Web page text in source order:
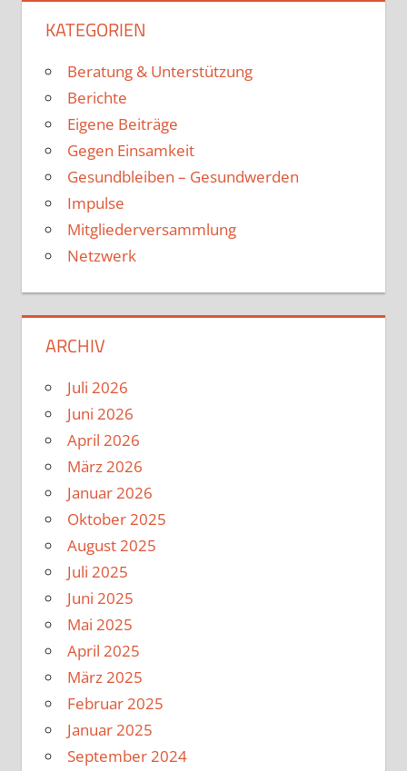
KATEGORIEN
Beratung & Unterstützung
Berichte
Eigene Beiträge
Gegen Einsamkeit
Gesundbleiben – Gesundwerden
Impulse
Mitgliederversammlung
Netzwerk
ARCHIV
Juli 2026
Juni 2026
April 2026
März 2026
Januar 2026
Oktober 2025
August 2025
Juli 2025
Juni 2025
Mai 2025
April 2025
März 2025
Februar 2025
Januar 2025
September 2024